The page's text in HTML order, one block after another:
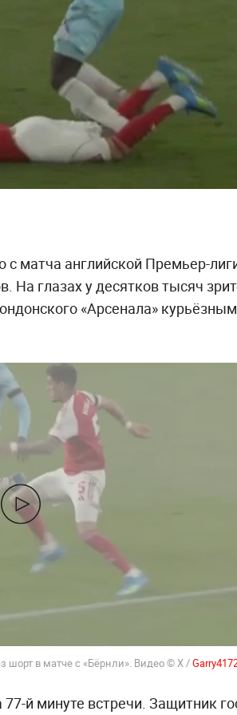
с матча английской Премьер-
На глазах у десятков тысяч
«Арсенала» курьёзным
шорт в матче с «Бёрнли». Видео © X /
й минуте встречи. Защитник